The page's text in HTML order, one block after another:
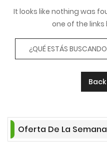
It looks like nothing was
one of the
Oferta De La Semana